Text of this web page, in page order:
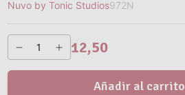
Nuvo by Tonic Studios972N
12,50
Añadir al carrito